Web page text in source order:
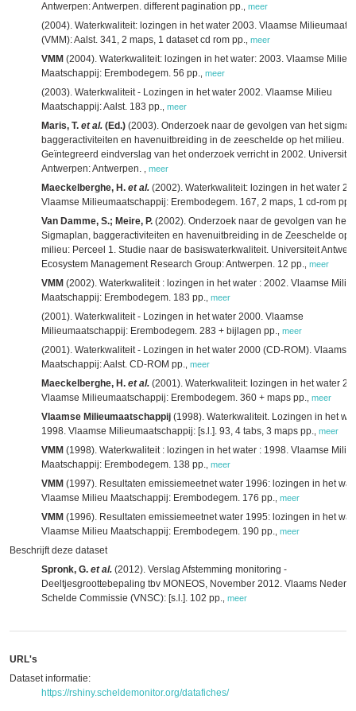
Antwerpen: Antwerpen. different pagination pp. meer
(2004). Waterkwaliteit: lozingen in het water 2003. Vlaamse
(VMM): Aalst. 341, 2 maps, 1 dataset cd rom pp. meer
VMM (2004). Waterkwaliteit: lozingen in het water: 2003. Vlaamse Milieu
Maatschappij: Erembodegem. 56 pp. meer
(2003). Waterkwaliteit - Lozingen in het water 2002. Vlaamse Milieu
Maatschappij: Aalst. 183 pp. meer
Maris, T. et al. (Ed.) (2003). Onderzoek naar de gevolgen van het
baggeractiviteiten en havenuitbreiding in de zeeschelde op het milieu.
Geïntegreerd eindverslag van het onderzoek verricht in 2002. Universiteit
Antwerpen: Antwerpen.
meer
Maeckelberghe, H. et al. (2002). Waterkwaliteit: lozingen in het water
Vlaamse Milieumaatschappij: Erembodegem. 167, 2 maps, 1 cd-rom pp.
Van Damme, S.; Meire, P. (2002). Onderzoek naar de gevolgen van het
Sigmaplan, baggeractiviteiten en havenuitbreiding in de Zeeschelde op
milieu: Perceel 1. Studie naar de basiswaterkwaliteit. Universiteit
Ecosystem Management Research Group: Antwerpen. 12 pp. meer
VMM (2002). Waterkwaliteit : lozingen in het water : 2002. Vlaamse
Maatschappij: Erembodegem. 183 pp. meer
(2001). Waterkwaliteit - Lozingen in het water 2000. Vlaamse
Milieumaatschappij: Erembodegem. 283 + bijlagen pp. meer
(2001). Waterkwaliteit - Lozingen in het water 2000 (CD-ROM). Vlaamse
Maatschappij: Aalst. CD-ROM pp. meer
Maeckelberghe, H. et al. (2001). Waterkwaliteit: lozingen in het water
Vlaamse Milieumaatschappij: Erembodegem. 360 + maps pp. meer
Vlaamse Milieumaatschappij (1998). Waterkwaliteit. Lozingen in het
1998. Vlaamse Milieumaatschappij: [s.l.]. 93, 4 tabs, 3 maps pp. meer
VMM (1998). Waterkwaliteit : lozingen in het water : 1998. Vlaamse
Maatschappij: Erembodegem. 138 pp. meer
VMM (1997). Resultaten emissiemeetnet water 1996: lozingen in het
Vlaamse Milieu Maatschappij: Erembodegem. 176 pp. meer
VMM (1996). Resultaten emissiemeetnet water 1995: lozingen in het
Vlaamse Milieu Maatschappij: Erembodegem. 190 pp. meer
Beschrijft deze dataset
Spronk, G. et al. (2012). Verslag Afstemming monitoring -
Deeltjesgroottebepaling tbv MONEOS, November 2012. Vlaams
Schelde Commissie (VNSC): [s.l.]. 102 pp. meer
URL's
Dataset informatie:
https://rshiny.scheldemonitor.org/datafiches/